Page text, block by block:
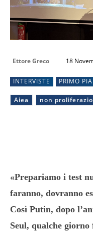
Ettore Greco 18
INTERVISTE PRIMO
Aiea non
«Prepariamo i test
faranno, dovranno
Così Putin, dopo
Seul, qualche